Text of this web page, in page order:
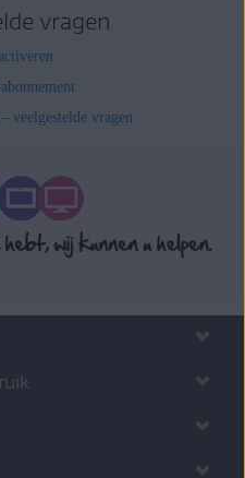
vragen
veelgestelde vragen